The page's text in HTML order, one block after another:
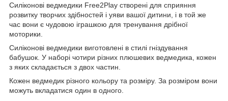
Силіконові ведмедики Free2Play створені для сприяння
розвитку творчих здібностей і уяви вашої дитини, і в той же
час вони є чудовою іграшкою для тренування дрібної
моторики.
Силіконові ведмедики виготовлені в стилі гніздування
бабушок. У наборі чотири різних плюшевих ведмедика, кожен
з яких складається з двох частин.
Кожен ведмедик різного кольору та розміру. За розміром вони
можуть вкладатися один в одного.